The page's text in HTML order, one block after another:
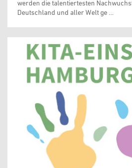
werden die talentiertesten
Deutschland und aller Welt ge …